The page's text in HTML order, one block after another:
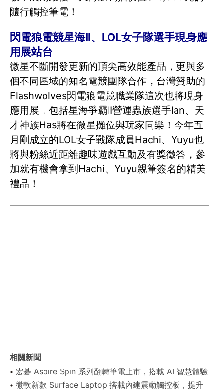
隨行觸控筆電！
閃電狼電競星海II、LOL女子隊選手現身應
用展站台
微星不斷開發更新的頂尖高效能產品，更與多
個不同區域的知名電競團隊合作，台灣贊助的
Flashwolves閃電狼電競職業隊這次也將現身
應用展，包括星海爭霸II營運蟲族選手Ian、天
才神族Has將在微星攤位與玩家同樂！今年五
月剛成立的LOL女子戰隊成員Hachi、Yuyu也
將與粉絲近距離趣味遊戲互動及有獎徵答，參
加就有機會拿到Hachi、Yuyu親筆簽名的精美
禮品！
相關新聞
宏碁 Aspire Spin 系列翻轉筆電上市，搭載 AI 智慧體驗
微軟新款 Surface Laptop 搭載內建震動觸控板，提升